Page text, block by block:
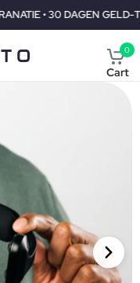
GRATIS VERZENDING
0
Cart